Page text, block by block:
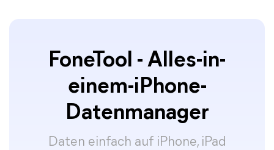
FoneTool - Alles-in-
einem-iPhone-
Datenmanager
Daten einfach auf iPhone, iPad